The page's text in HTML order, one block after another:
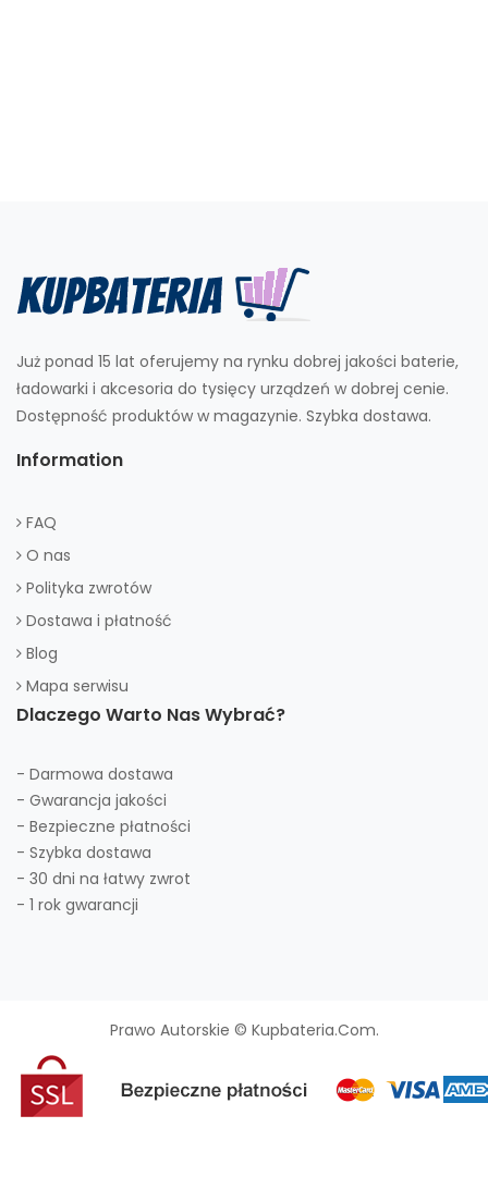
Już ponad 15 lat oferujemy na rynku dobrej jakości baterie,
ładowarki i akcesoria do tysięcy urządzeń w dobrej cenie.
Dostępność produktów w magazynie. Szybka dostawa.
Information
FAQ
O nas
Polityka zwrotów
Dostawa i płatność
Blog
Mapa serwisu
Dlaczego Warto Nas Wybrać?
- Darmowa dostawa
- Gwarancja jakości
- Bezpieczne płatności
- Szybka dostawa
- 30 dni na łatwy zwrot
- 1 rok gwarancji
Prawo Autorskie © Kupbateria.com.